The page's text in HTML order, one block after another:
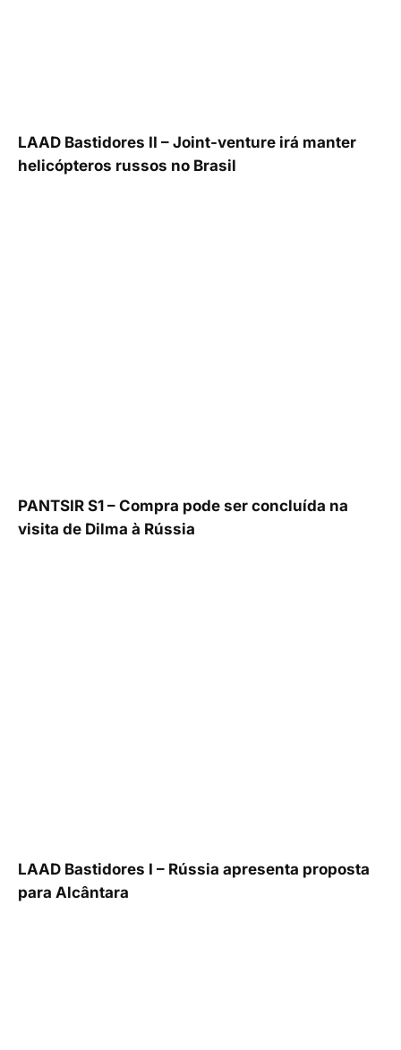
LAAD Bastidores II – Joint-venture irá manter
helicópteros russos no Brasil
PANTSIR S1 – Compra pode ser concluída na
visita de Dilma à Rússia
LAAD Bastidores I – Rússia apresenta proposta
para Alcântara